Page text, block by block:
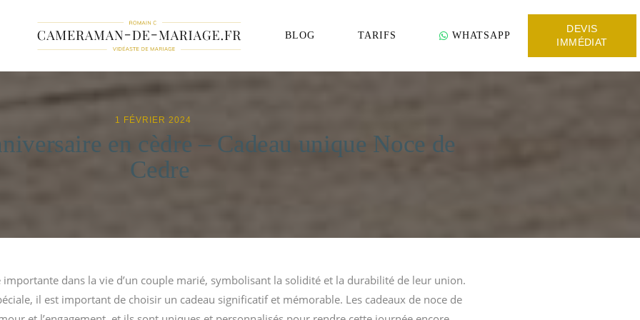
BLOG TARIFS WHATSAPP
DEVIS
IMMÉDIAT
1 FÉVRIER 2024
en cèdre – Cadeau unique Noce de
Cedre
importante dans la vie d’un couple marié, symbolisant la solidité et la durabilité de leur union.
il est important de choisir un cadeau significatif et mémorable. Les cadeaux de noce de